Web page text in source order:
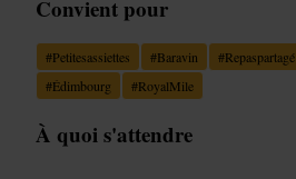
Convient pour
#Petitesassiettes #Baravin #Repaspartagé
#Édimbourg #RoyalMile
À quoi s'attendre